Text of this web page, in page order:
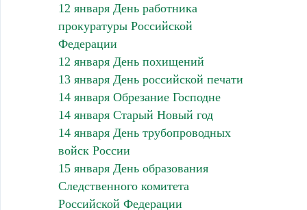
12 января День работника
прокуратуры Российской
Федерации
12 января День похищений
13 января День российской печати
14 января Обрезание Господне
14 января Старый Новый год
14 января День трубопроводных
войск России
15 января День образования
Следственного комитета
Российской Федерации